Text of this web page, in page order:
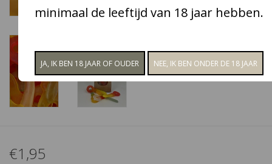
€1,95
minimaal de leeftijd van 18 jaar hebben.